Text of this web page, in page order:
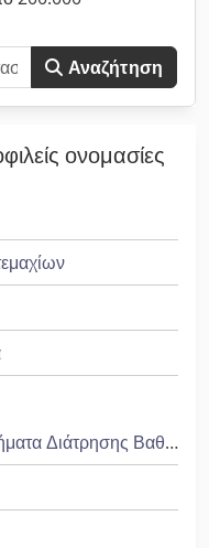
Αναζήτηση
ονομασίες
Heidenreich & Harbeck Μηχανήματα Διάτρησης Βαθιάς Οπής